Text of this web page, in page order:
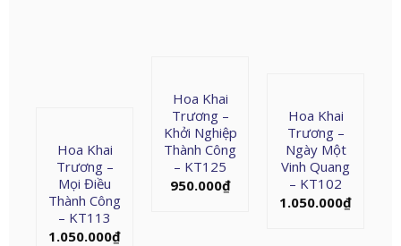
Hoa Khai
Trương –
Khởi Nghiệp
Thành Công
– KT125
950.000₫
Hoa Khai
Trương –
Ngày Một
Vinh Quang
– KT102
1.050.000₫
Hoa Khai
Trương –
Mọi Điều
Thành Công
– KT113
1.050.000₫